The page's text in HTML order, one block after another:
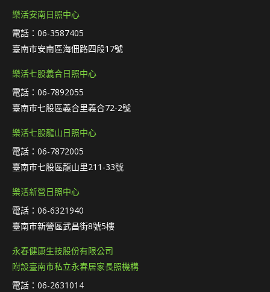
樂活安南日照中心
電話：06-3587405
臺南市安南區海佃路四段17號
樂活七股義合日照中心
電話：06-7892055
臺南市七股區義合里義合72-2號
樂活七股龍山日照中心
電話：06-7872005
臺南市七股區龍山里211-33號
樂活新營日照中心
電話：06-6321940
臺南市新營區武昌街8號5樓
永春健康生技股份有限公司
附設臺南市私立永春居家長照機構
電話：06-2631014